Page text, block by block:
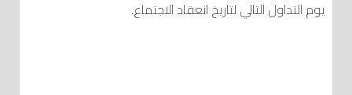
يوم التداول التالي لتاريخ انعقاد الاجتماع.